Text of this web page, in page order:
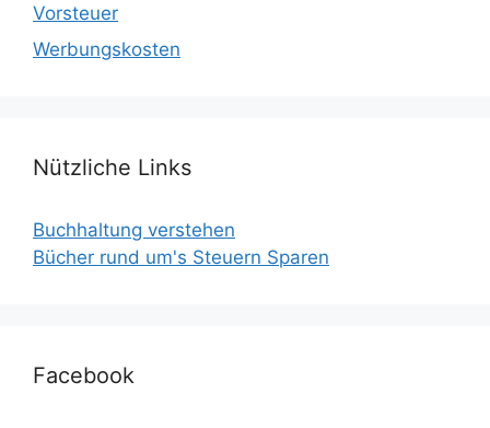
Vorsteuer
Werbungskosten
Nützliche Links
Buchhaltung verstehen
Bücher rund um's Steuern Sparen
Facebook